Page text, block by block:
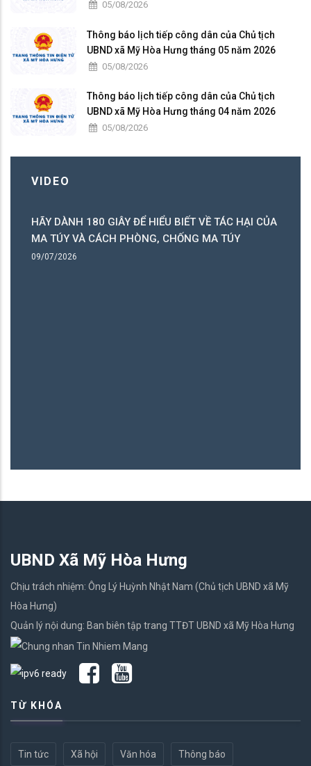
05/08/2026
Thông báo lịch tiếp công dân của Chủ tịch
UBND xã Mỹ Hòa Hưng tháng 05 năm 2026
05/08/2026
Thông báo lịch tiếp công dân của Chủ tịch
UBND xã Mỹ Hòa Hưng tháng 04 năm 2026
05/08/2026
VIDEO
HÃY DÀNH 180 GIÂY ĐỂ HIỂU BIẾT VỀ TÁC HẠI CỦA
MA TÚY VÀ CÁCH PHÒNG, CHỐNG MA TÚY
09/07/2026
UBND Xã Mỹ Hòa Hưng
Chịu trách nhiệm: Ông Lý Huỳnh Nhật Nam (Chủ tịch UBND xã Mỹ
Hòa Hưng)
Quản lý nội dung: Ban biên tập trang TTĐT UBND xã Mỹ Hòa Hưng
TỪ KHÓA
Tin tức Xã hội Văn hóa Thông báo